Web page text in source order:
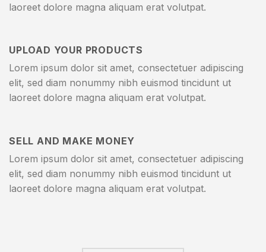
laoreet dolore magna aliquam erat volutpat.
UPLOAD YOUR PRODUCTS
Lorem ipsum dolor sit amet, consectetuer adipiscing
elit, sed diam nonummy nibh euismod tincidunt ut
laoreet dolore magna aliquam erat volutpat.
SELL AND MAKE MONEY
Lorem ipsum dolor sit amet, consectetuer adipiscing
elit, sed diam nonummy nibh euismod tincidunt ut
laoreet dolore magna aliquam erat volutpat.